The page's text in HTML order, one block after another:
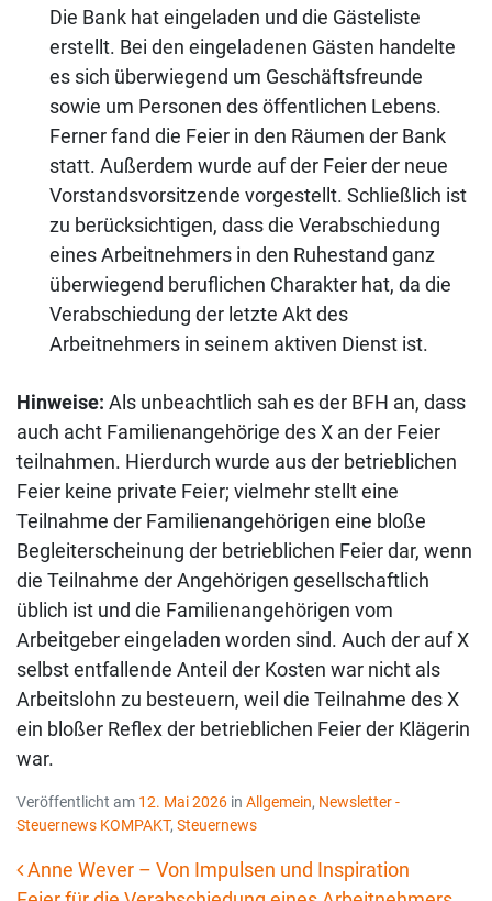
Die Bank hat eingeladen und die Gästeliste
erstellt. Bei den eingeladenen Gästen handelte
es sich überwiegend um Geschäftsfreunde
sowie um Personen des öffentlichen Lebens.
Ferner fand die Feier in den Räumen der Bank
statt. Außerdem wurde auf der Feier der neue
Vorstandsvorsitzende vorgestellt. Schließlich ist
zu berücksichtigen, dass die Verabschiedung
eines Arbeitnehmers in den Ruhestand ganz
überwiegend beruflichen Charakter hat, da die
Verabschiedung der letzte Akt des
Arbeitnehmers in seinem aktiven Dienst ist.
Hinweise: Als unbeachtlich sah es der BFH an, dass
auch acht Familienangehörige des X an der Feier
teilnahmen. Hierdurch wurde aus der betrieblichen
Feier keine private Feier; vielmehr stellt eine
Teilnahme der Familienangehörigen eine bloße
Begleiterscheinung der betrieblichen Feier dar, wenn
die Teilnahme der Angehörigen gesellschaftlich
üblich ist und die Familienangehörigen vom
Arbeitgeber eingeladen worden sind. Auch der auf X
selbst entfallende Anteil der Kosten war nicht als
Arbeitslohn zu besteuern, weil die Teilnahme des X
ein bloßer Reflex der betrieblichen Feier der Klägerin
war.
Veröffentlicht am 12. Mai 2026 in Allgemein, Newsletter -
Steuernews KOMPAKT, Steuernews
Anne Wever – Von Impulsen und Inspiration